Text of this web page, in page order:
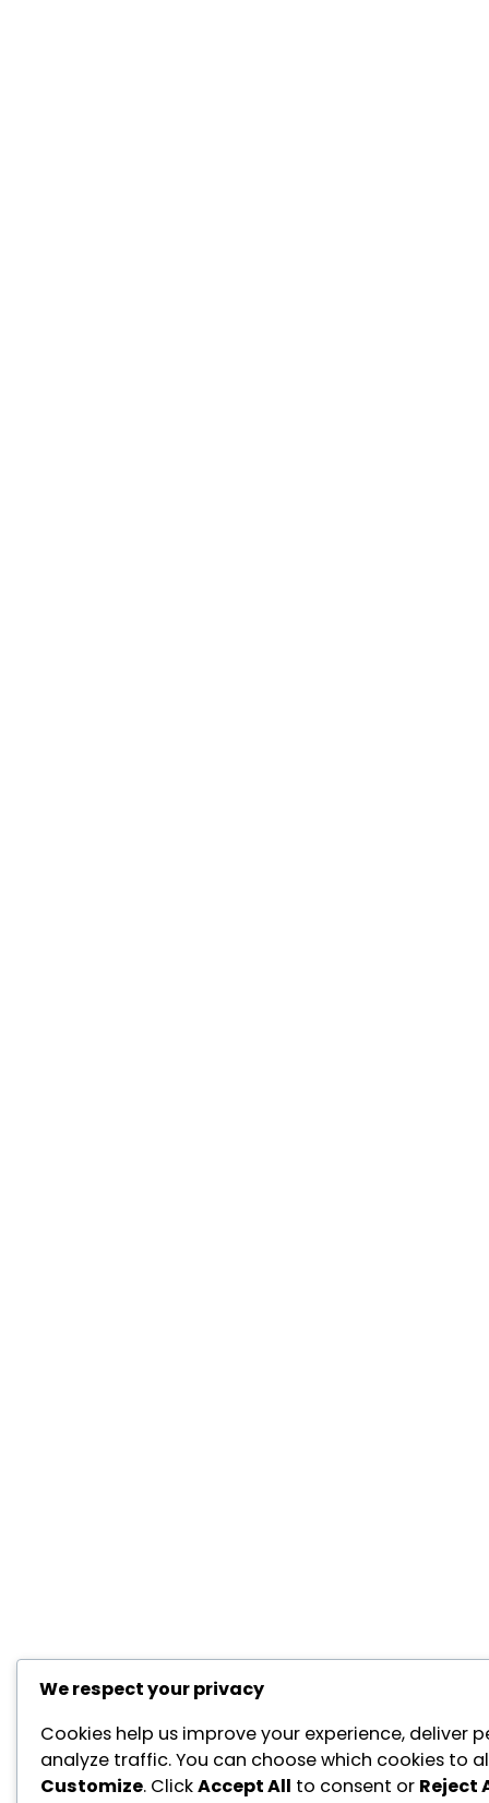
We respect your privacy
Cookies help us improve your experience, deliver
analyze traffic. You can choose which cookies to
Customize. ClickAccept All to consent or Reject